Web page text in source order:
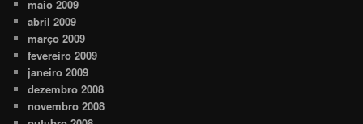
maio 2009
abril 2009
março 2009
fevereiro 2009
janeiro 2009
dezembro 2008
novembro 2008